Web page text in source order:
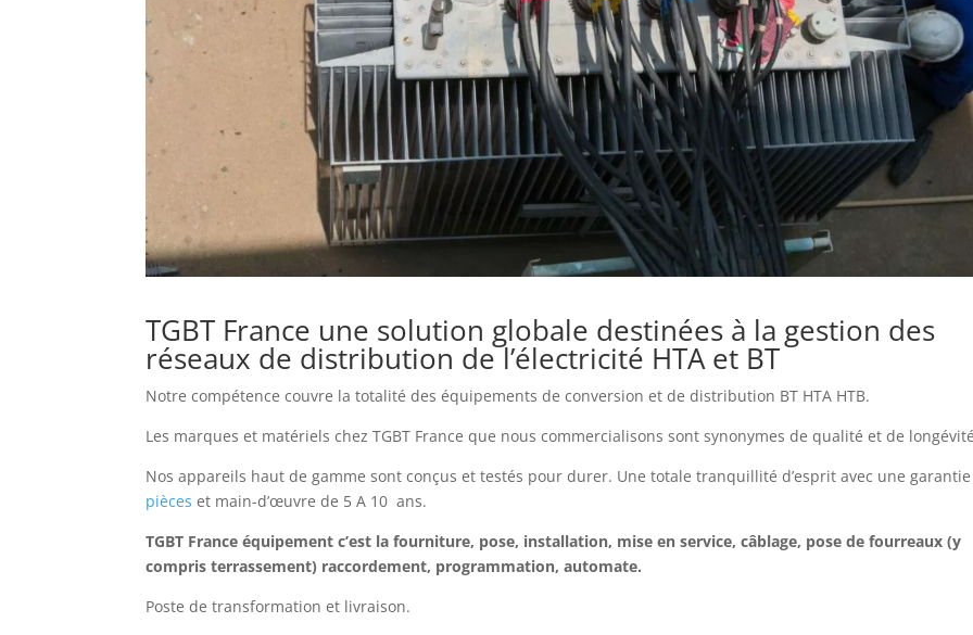
TGBT France une solution globale destinées à la gestion des
réseaux de distribution de l’électricité HTA et BT
Notre compétence couvre la totalité des équipements de conversion et de distribution BT HTA HTB.
Les marques et matériels chez TGBT France que nous commercialisons sont synonymes de qualité et de
Nos appareils haut de gamme sont conçus et testés pour durer. Une totale tranquillité d’esprit avec une garantie
pièces et main-d’œuvre de 5 A 10 ans.
TGBT France équipement c’est la fourniture, pose, installation, mise en service, câblage, pose de fourreaux (y
compris terrassement) raccordement, programmation, automate.
Poste de transformation et livraison.